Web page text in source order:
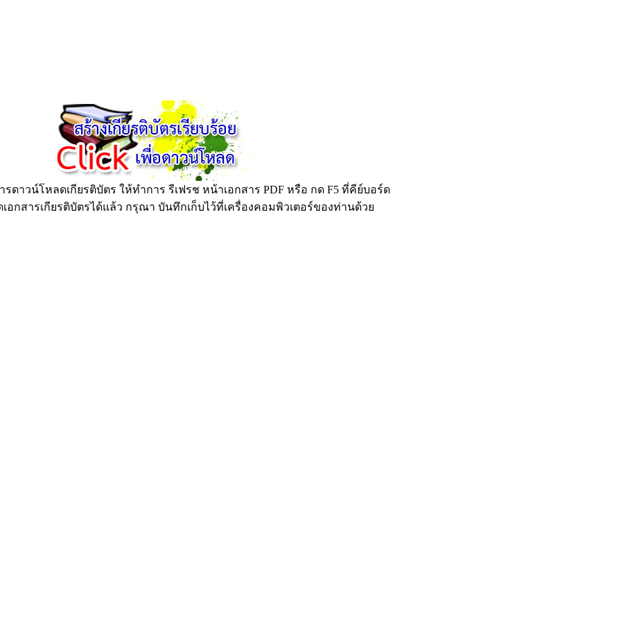
ดาวน์โหลดเกียรติบัตร ให้ทำการ รีเฟรช หน้าเอกสาร PDF หรือ กด F5 ที่คีย์บอร์ด
อกสารเกียรติบัตรได้แล้ว กรุณา บันทึกเก็บไว้ที่เครื่องคอมพิวเตอร์ของท่านด้วย